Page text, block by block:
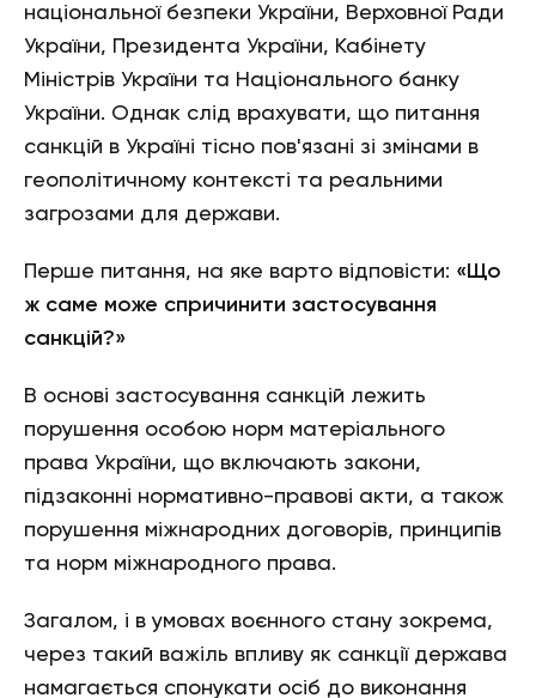
національної безпеки України, Верховної Ради
України, Президента України, Кабінету
Міністрів України та Національного банку
України. Однак слід врахувати, що питання
санкцій в Україні тісно пов'язані зі змінами в
геополітичному контексті та реальними
загрозами для держави.
Перше питання, на яке варто відповісти: «Що
ж саме може спричинити застосування
санкцій?»
В основі застосування санкцій лежить
порушення особою норм матеріального
права України, що включають закони,
підзаконні нормативно-правові акти, а також
порушення міжнародних договорів, принципів
та норм міжнародного права.
Загалом, і в умовах воєнного стану зокрема,
через такий важіль впливу як санкції держава
намагається спонукати осіб до виконання